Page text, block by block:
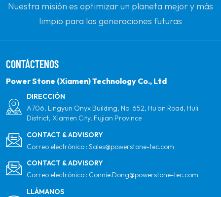
Nuestra misión es optimizar un planeta mejor y más
limpio para las generaciones futuras
energía limpia y su socio global más confiable para la
calidad, la profesionalidad y la innovación.
CONTÁCTENOS
Power Stone (Xiamen) Technology Co., Ltd
DIRECCIÓN
A706, Lingyun Onyx Building, No. 652, Hu'an Road, Huli
District, Xiamen City, Fujian Province
CONTACT & ADVISORY
Correo electrónico : Sales@powerstone-tec.com
CONTACT & ADVISORY
Correo electrónico : Connie.Dong@powerstone-tec.com
LLÁMANOS